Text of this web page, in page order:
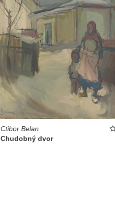
Ctibor Belan
Chudobný dvor